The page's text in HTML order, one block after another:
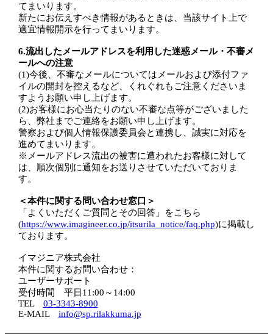
てまいります。
新たにお伝えすべき情報があるときは、当該サイト上で
適宜情報開示を行ってまいります。
6.流出したメールアドレスを利用した迷惑メール・不審メ
ールへの注意
(1)今後、不審なメールについてはメールおよび添付ファ
イルの開封を控えるなど、くれぐれもご注意くださいま
すようお願い申し上げます。
(2)お客様にお心当たりのない不審な点等がございました
ら、弊社までご連絡をお願い申し上げます。
警察および個人情報保護委員会と連携し、誠実に対応を
進めてまいります。
※メールアドレス流出の被害に遭われたお客様に対して
は、順次個別に通知をお送りさせていただいておりま
す。
＜本件に関する問い合わせ窓口＞
「よくいただくご質問とその回答」をこちら
(https://www.imagineer.co.jp/itsurila_notice/faq.php)に掲載し
ております。
イマジニア株式会社
本件に関するお問い合わせ：
ユーザーサポート
受付時間 平日11:00～14:00
TEL 03-3343-8900
E-MAIL info@sp.rilakkuma.jp